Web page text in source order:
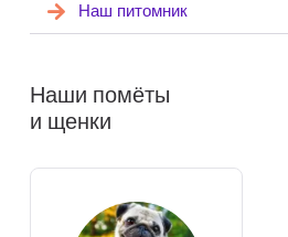
Наш питомник
Наши помёты
и щенки